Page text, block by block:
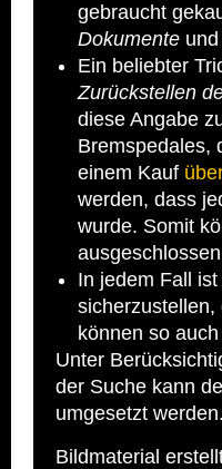
gebraucht
Dokumente und
Ein beliebter
Zurückstellen
diese Angabe
Bremspedales,
einem Kauf
werden, dass
wurde. Somit
In jedem Fall
sicherzustellen,
können so
Unter
der Suche kann
umgesetzt werden.
Bildmaterial